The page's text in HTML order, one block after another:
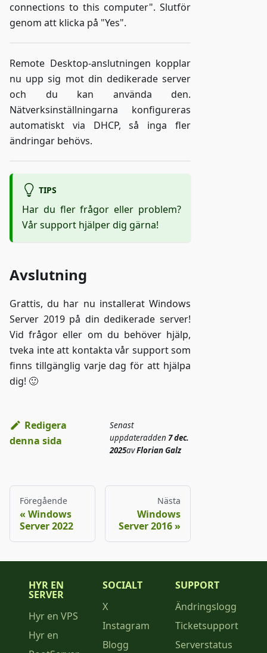
connections to this computer". Slutför
genom att klicka på "Yes".
Remote Desktop-anslutningen kopplar
nu upp sig mot din dedikerade server
och du kan använda den.
Nätverksinställningarna konfigureras
automatiskt via DHCP, så inga fler
ändringar behövs.
TIPS
Har du fler frågor eller problem?
Vår support hjälper dig gärna!
Avslutning
Grattis, du har nu installerat Windows
Server 2019 på din dedikerade server!
Vid frågor eller om du behöver hjälp,
tveka inte att kontakta vår support som
finns tillgänglig varje dag för att hjälpa
dig! 🙂
Redigera
denna sida
Senast
uppdateradden 7 dec.
2025avFlorian Galz
Föregående
Windows
Server 2022
Nästa
Windows
Server 2016
HYR EN
SERVER
Hyr en VPS
Hyr en
SOCIALT
X
Instagram
Blogg
SUPPORT
Ändringslogg
Ticketsupport
Serverstatus